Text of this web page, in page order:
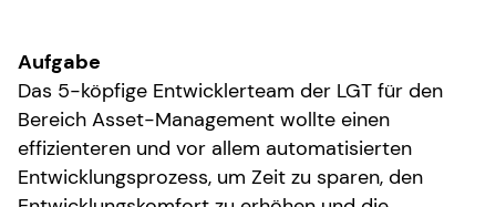
Aufgabe
Das 5-köpfige Entwicklerteam der LGT für den
Bereich Asset-Management wollte einen
effizienteren und vor allem automatisierten
Entwicklungsprozess, um Zeit zu sparen, den